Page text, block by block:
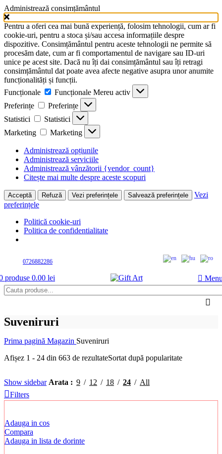
Administrează consimțământul
Pentru a oferi cea mai bună experiență, folosim tehnologii, cum ar fi
cookie-uri, pentru a stoca și/sau accesa informațiile despre
dispozitive. Consimțământul pentru aceste tehnologii ne permite să
procesăm date, cum ar fi comportamentul de navigare sau ID-uri
unice pe acest site. Dacă nu îți dai consimțământul sau îți retragi
consimțământul dat poate avea afecte negative asupra unor anumite
funcționalități și funcții.
Funcționale
Funcționale Mereu activ
Preferințe
Preferințe
Statistici
Statistici
Marketing
Marketing
Administrează opțiunile
Administrează serviciile
Administrează vânzătorii {vendor_count}
Citește mai multe despre aceste scopuri
Acceptă Refuză Vezi preferințele Salvează preferințele
Vezi
preferințele
Politică cookie-uri
Politica de confidentialitate
0726882286
produse 0.00 lei
Suveniruri
Prima pagină Magazin Suveniruri
Afișez 1 - 24 din 663 de rezultateSortat după popularitate
Show sidebar Arata 9 12 18 24
All
Filters
Adauga in cos
Compara
Adauga in lista de dorinte